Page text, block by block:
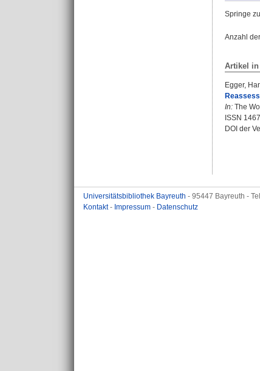
Springe
Anzahl
Artikel
Egger,
In: The
ISSN
DOI der
Universitätsbibliothek Bayreuth - 95447 Bayreuth -
Kontakt- Impressum - Datenschutz